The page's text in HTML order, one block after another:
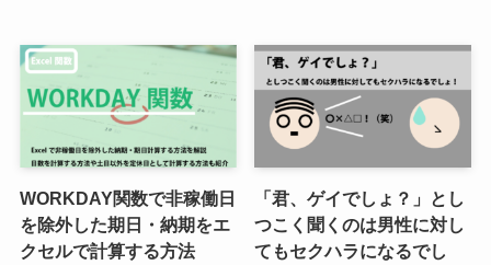
WORKDAY関数で非稼働日
を除外した期日・納期をエ
クセルで計算する方法
「君、ゲイでしょ？」とし
つこく聞くのは男性に対し
てもセクハラになるでし